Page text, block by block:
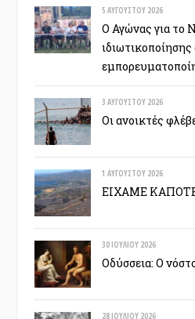
5 ΑΥΓΟΎΣΤΟΥ 2026
Ο Αγώνας για το
3 ΑΥΓΟΎΣΤΟΥ 2026
Οι ανοικτές
1 ΑΥΓΟΎΣΤΟΥ 2026
ΕΙΧΑΜΕ
30 ΙΟΥΛΊΟΥ 2026
Οδύσσεια: Ο
28 ΙΟΥΛΊΟΥ 2026